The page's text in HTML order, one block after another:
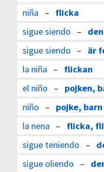
niña – flicka
sigue siendo –
sigue siendo – är
la niña – flickan
el niño – pojken,
niño – pojke, barn
la nena – flicka,
sigue teniendo –
sigue oliendo –